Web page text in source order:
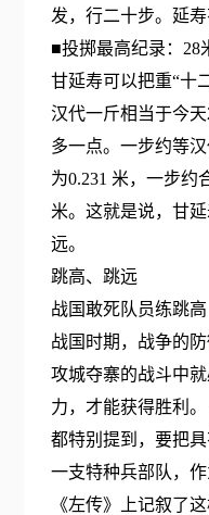
发，行二十步。延
■投掷最高纪录：28
甘延寿可以把重“十
汉代一斤相当于今
多一点。一步约等
为0.231 米，一步约
米。这就是说，甘
远。
跳高、跳远
战国敢死队员练跳高
战国时期，战争的
攻城夺寨的战斗中
力，才能获得胜利
都特别提到，要把
一支特种兵部队，作
《左传》上记叙了